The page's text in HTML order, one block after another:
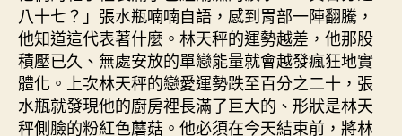
八十七？」張水瓶喃喃自語，感到胃部一陣翻騰，
他知道這代表著什麼。林天秤的運勢越差，他那股
積壓已久、無處安放的單戀能量就會越發瘋狂地實
體化。上次林天秤的戀愛運勢跌至百分之二十，張
水瓶就發現他的廚房裡長滿了巨大的、形狀是林天
秤側臉的粉紅色蘑菇。他必須在今天結束前，將林